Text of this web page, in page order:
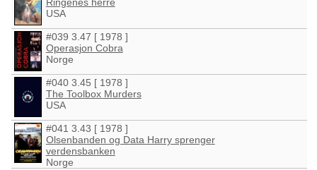
USA
#039 3.47 [ 1978 ]
Operasjon Cobra
Norge
#040 3.45 [ 1978 ]
The Toolbox Murders
USA
#041 3.43 [ 1978 ]
Olsenbanden og Data Harry sprenger
verdensbanken
Norge